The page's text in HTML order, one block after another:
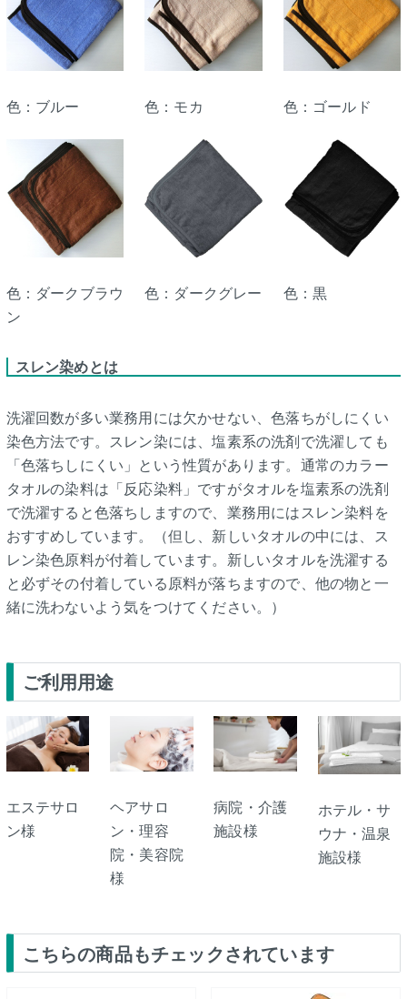
色：ブルー 色：モカ 色：ゴールド
色：ダークブラウ
ン
色：ダークグレー 色：黒
スレン染めとは
洗濯回数が多い業務用には欠かせない、色落ちがしにくい
染色方法です。スレン染には、塩素系の洗剤で洗濯しても
「色落ちしにくい」という性質があります。通常のカラー
タオルの染料は「反応染料」ですがタオルを塩素系の洗剤
で洗濯すると色落ちしますので、業務用にはスレン染料を
おすすめしています。（但し、新しいタオルの中には、ス
レン染色原料が付着しています。新しいタオルを洗濯する
と必ずその付着している原料が落ちますので、他の物と一
緒に洗わないよう気をつけてください。）
ご利用用途
エステサロ
ン様
ヘアサロ
ン・理容
院・美容院
様
病院・介護
施設様
ホテル・サ
ウナ・温泉
施設様
こちらの商品もチェックされています